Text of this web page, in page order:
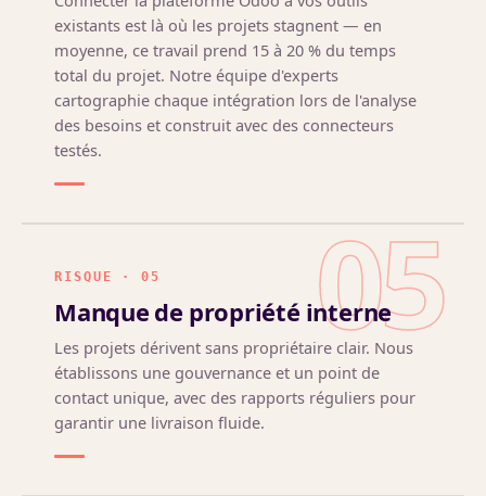
existants est là où les projets stagnent — en
moyenne, ce travail prend 15 à 20 % du temps
total du projet. Notre équipe d'experts
cartographie chaque intégration lors de l'analyse
des besoins et construit avec des connecteurs
testés.
05
RISQUE · 05
Manque de propriété interne
Les projets dérivent sans propriétaire clair. Nous
établissons une gouvernance et un point de
contact unique, avec des rapports réguliers pour
garantir une livraison fluide.